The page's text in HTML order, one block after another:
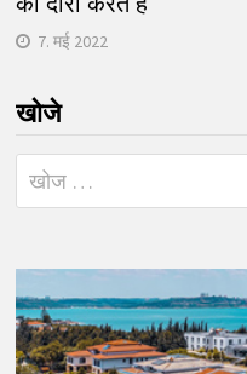
7. मई 2022
खोजे
निम्न
को